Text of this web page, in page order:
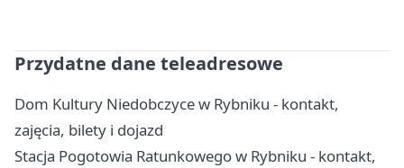
Przydatne dane teleadresowe
Dom Kultury Niedobczyce w Rybniku - kontakt,
zajęcia, bilety i dojazd
Stacja Pogotowia Ratunkowego w Rybniku - kontakt,